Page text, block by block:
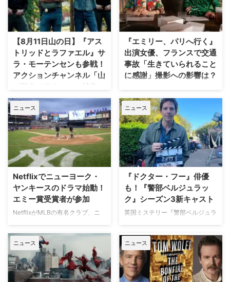
【8月11日山の日】『アス
トリッドとラファエル』サ
ラ・モーテンセンも参戦！
アクションチャンネル「山
が舞台のアクション特集」
放送
日本で唯一のアクション海外ドラ
マ専門チャンネル「アクションチ
ャンネル」にて、8月11日の山の
日に合わせた特別編成「山が舞台
のアクション特集」が放送され
る。 8月11日「山の日」に注目の
山岳アクション2作品を特別編成
今回の特集では、米陸軍特殊部隊
出身の保安官が山岳地帯の町で起
きる難事件に挑む全米大ヒット作
『ブルーリッジ 山岳捜査網』が
独占日本初放送。さらに、元特殊
部隊員の父親が娘を守るために大
自然を駆け巡るフランス発の話題
作『デビルズ・リープ～娘を守
れ！最強の親父』が一挙放送され
る。雄大な自然の中で繰り広 …
『エミリー、パリへ行く』
出演女優、フランスで交通
事故「生きていられること
に感謝」撮影への影響は？
人気Netflixドラマ『エミリー、パ
リへ行く』第6シーズンに出演す
るイギリス人女優のミニー・ドラ
イヴァーが、フランスでの撮影休
止期間中に深刻な自動車事故に遭
っていたことが分かった。 生き
ていられることに心から感謝 ミ
ニーは過去8週間にわたり、
と題した動画シリーズを投稿。最
終シーズンの撮影で滞在していた
パリでの日常をファンに届けてい
た。しかし8月6日（木）早朝、
公開。「パリの最新情報だけど、
実はロンドンに戻っ …
ニュース
Netflixでニューヨーク・
ヤンキースのドラマ始動！
エミー賞受賞者が参加
NetflixがMLBの有名クラブ、ニ
した新作ドラマシリーズの開発を
進めている。米Varietyが報じ
た。 『オザークへようこそ』ジ
ェイソン・ベイトマンも関与
Netflixは、今年3月のMLB開幕戦
ニュース
『ドクター・フー』俳優
も！『警部ベルジュラッ
ク』シーズン3新キャスト
英国ミステリー『警部ベルジュラ
ている。また、4人のキャストが
新たに加わることも明らかになっ
た。英BBCなど複数のメディアが
伝えている。 これまでで最も衝
撃的な事件に巻き込まれるベルジ
ニュース ニュース